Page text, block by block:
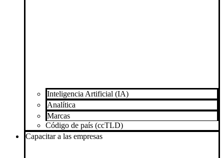
Inteligencia Artificial (IA)
Analítica
Marcas
Código de país (ccTLD)
Capacitar a las empresas